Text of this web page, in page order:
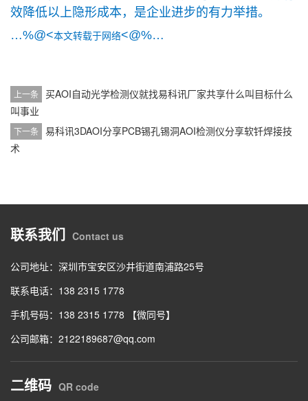
效降低以上隐形成本，是企业进步的有力举措。
…%@<本文转载于网络<@%…
上一条
买AOI自动光学检测仪就找易科讯厂家共享什么叫目标什么
叫事业
下一条
易科讯3DAOI分享PCB锡孔锡洞AOI检测仪分享软钎焊接技
术
联系我们 Contact us
公司地址：深圳市宝安区沙井街道南浦路25号
联系电话：138 2315 1778
手机号码：138 2315 1778 【微同号】
公司邮箱：2122189687@qq.com
二维码 QR code